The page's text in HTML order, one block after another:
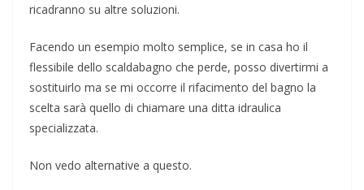
ricadranno su altre soluzioni.
Facendo un esempio molto semplice, se in casa ho il
flessibile dello scaldabagno che perde, posso divertirmi a
sostituirlo ma se mi occorre il rifacimento del bagno la
scelta sarà quello di chiamare una ditta idraulica
specializzata.
Non vedo alternative a questo.